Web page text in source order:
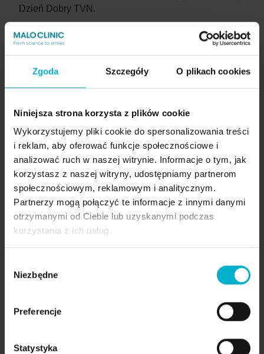
Zgoda Szczegóły O plikach cookies
Niniejsza strona korzysta z plików cookie
Wykorzystujemy pliki cookie do spersonalizowania treści
i reklam, aby oferować funkcje społecznościowe i
analizować ruch w naszej witrynie. Informacje o tym, jak
korzystasz z naszej witryny, udostępniamy partnerom
społecznościowym, reklamowym i analitycznym.
Partnerzy mogą połączyć te informacje z innymi danymi
otrzymanymi od Ciebie lub uzyskanymi podczas
korzystania z ich usług.
zgody
Niezbędne
Preferencje
Statystyka
Dzień Dobry TVN.
Ważne informacje organizacyjne
Zgłoszenia należy przesyłać przez formularz na
stronie ddtvn.pl
DDTVN odbywa się w Malo Clinic Polska w
👉 Formularz zgłoszeniowy –
Metamorfoza Uśmiechu:
https://1984studio.pl/casting-metamorfoza-usmiechu/
Malo Clinic - eksperci w leczeniu bezzębia i
metamorfozach uśmiechu.
🦷 Zęby w 1 dzień. Jak własne.
Poprzednia strona: Malo Clinic Protocol - metoda leczenia
Poprzednia Następna
Następna